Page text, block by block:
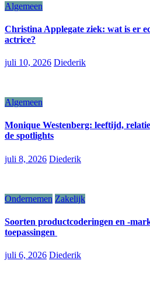
Algemeen
Christina Applegate ziek: wat is er
actrice?
juli 10, 2026 Diederik
Algemeen
Monique Westenberg: leeftijd,
de spotlights
juli 8, 2026 Diederik
Ondernemen Zakelijk
Soorten productcoderingen en -
toepassingen
juli 6, 2026 Diederik